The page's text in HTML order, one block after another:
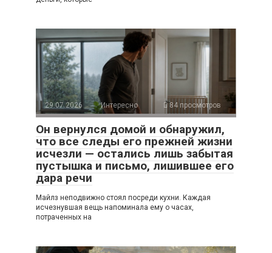
29.07.2026 Интересно 84 просмотров
Он вернулся домой и обнаружил,
что все следы его прежней жизни
исчезли — остались лишь забытая
пустышка и письмо, лишившее его
дара речи
Майлз неподвижно стоял посреди кухни. Каждая
исчезнувшая вещь напоминала ему о часах,
потраченных на